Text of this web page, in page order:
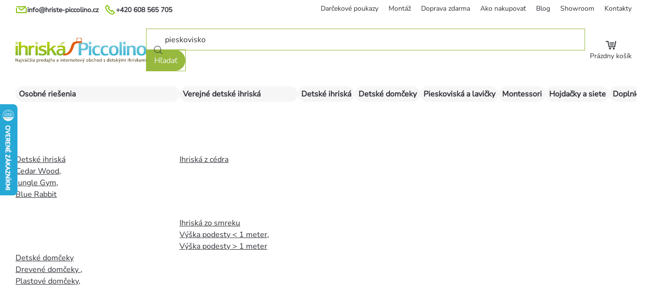
Prejsť
+420 608 565 705
info@hriste-piccolino.cz Darčekové poukazy Montáž Doprava zdarma Ako nakupovať Blog Showroom Kontakty
Hľadať Prázdny košík
Osobné riešenia
Detské ihriská
Cedar Wood,
Jungle Gym,
Blue Rabbit
Detské domčeky
Drevené domčeky ,
Plastové domčeky,
Verejné detské ihriská
Ihriská z cédra
Ihriská zo smreku
Výška podesty < 1 meter,
Výška podesty > 1 meter
Detské ihriská Detské domčeky Pieskoviská a lavičky Montessori Hojdačky a siete Doplnky